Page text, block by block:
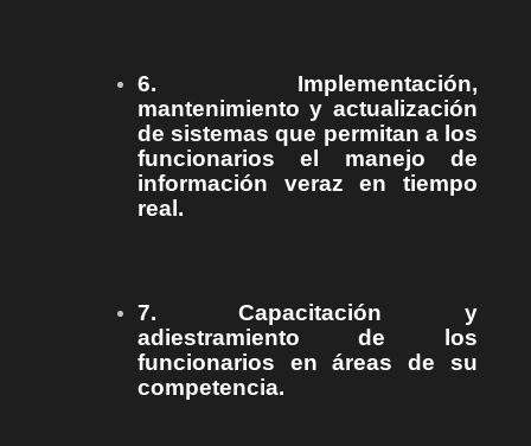
6. Implementación,
mantenimiento y actualización
de sistemas que permitan a los
funcionarios el manejo de
información veraz en tiempo
real.
7. Capacitación y
adiestramiento de los
funcionarios en áreas de su
competencia.